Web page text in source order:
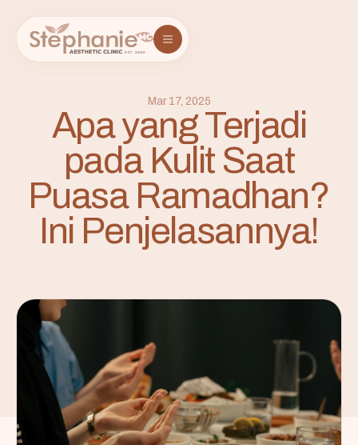
Mar 17, 2025
Apa yang Terjadi
pada Kulit Saat
Puasa Ramadhan?
Ini Penjelasannya!